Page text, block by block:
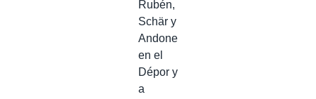
Rubén,
Schär y
Andone
en el
Dépor y
a